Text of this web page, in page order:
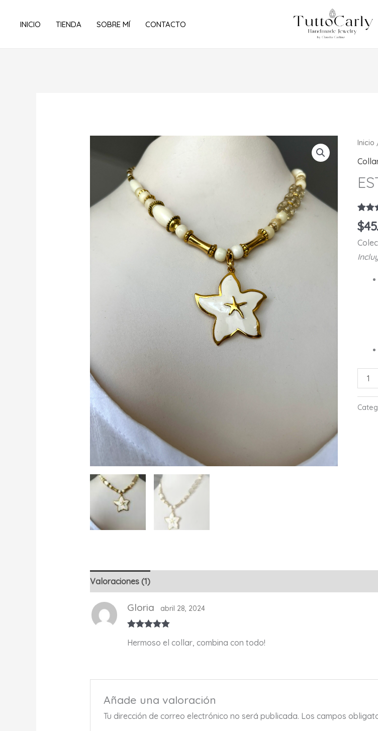
INICIO TIENDA SOBRE MÍ CONTACTO
Inicio
5.00
1
$
Valoraciones (1)
5de 5
Gloria abril 28, 2024
Hermoso el collar, combina con todo!
Añade una valoración
Tu dirección de correo electrónico no será publicada. Los campos